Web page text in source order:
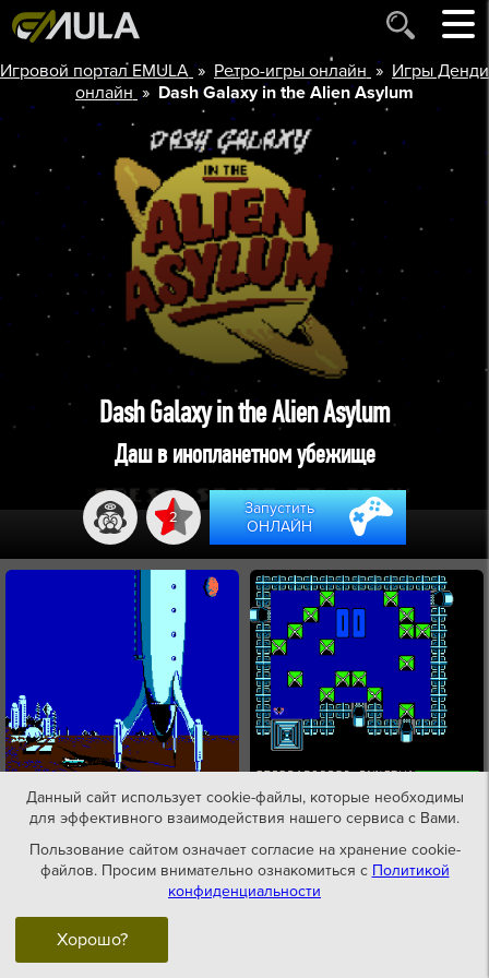
Игровой портал EMULA » Ретро-игры онлайн » Игры Денди
онлайн » Dash Galaxy in the Alien Asylum
Dash Galaxy in the Alien Asylum
Даш в инопланетном убежище
2
Запустить
ОНЛАЙН
Данный сайт использует cookie-файлы, которые необходимы
для эффективного взаимодействия нашего сервиса с Вами.
Пользование сайтом означает согласие на хранение cookie-
файлов. Просим внимательно ознакомиться с Политикой
конфиденциальности
Хорошо?